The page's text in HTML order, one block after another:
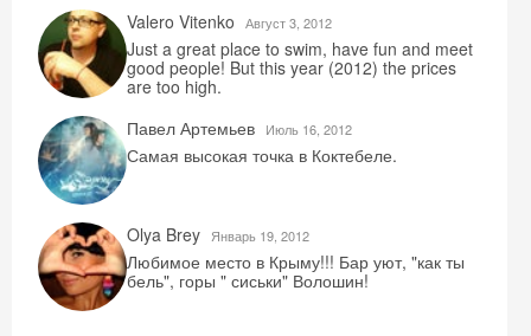
Valero Vitenko Август 3, 2012
Just a great place to swim, have fun and meet
good people! But this year (2012) the prices
are too high.
Павел Артемьев
Июль 16, 2012
Самая высокая точка в Коктебеле.
Olya Brey Январь 19, 2012
Любимое место в Крыму!!! Бар уют, "как ты
бель", горы " сиськи" Волошин!